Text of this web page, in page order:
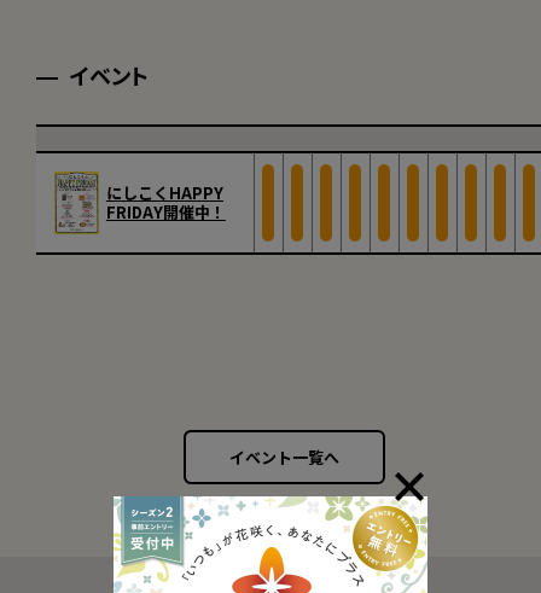
イベント
にしこくHAPPY
FRIDAY開催中！
イベント一覧へ